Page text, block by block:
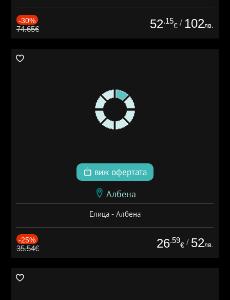
-30%
74.65€ 52.15
€ / 102лв.
виж офертата
Албена
Елица - Албена
-25%
35.54€ 26.59
€ / 52лв.